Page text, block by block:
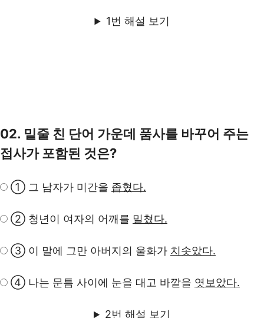
1번 해설 보기
02. 밑줄 친 단어 가운데 품사를 바꾸어 주는
접사가 포함된 것은?
① 그 남자가 미간을 좁혔다.
② 청년이 여자의 어깨를 밀쳤다.
③ 이 말에 그만 아버지의 울화가 치솟았다.
④ 나는 문틈 사이에 눈을 대고 바깥을 엿보았다.
2번 해설 보기